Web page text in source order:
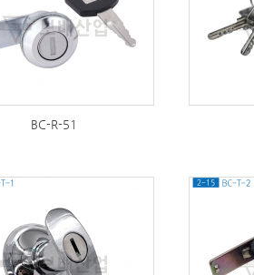
BC-R-51
301